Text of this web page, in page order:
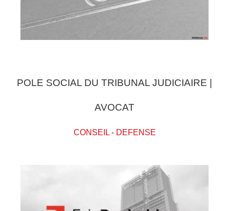
POLE SOCIAL DU TRIBUNAL JUDICIAIRE |
AVOCAT
CONSEIL- DEFENSE